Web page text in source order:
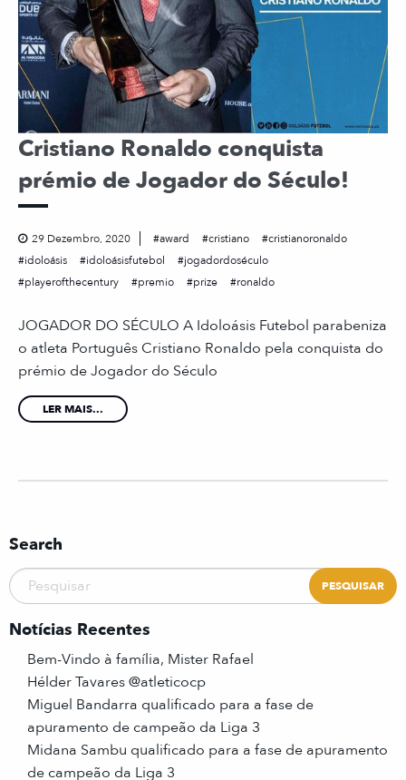
Cristiano Ronaldo conquista
prémio de Jogador do Século!
29 Dezembro, 2020 award cristiano
cristianoronaldo
idoloásis
idoloásisfutebol
jogadordoséculo
playerofthecentury
premio prize ronaldo
JOGADOR DO SÉCULO A Idoloásis Futebol parabeniza
o atleta Português Cristiano Ronaldo pela conquista do
prémio de Jogador do Século
LER MAIS...
Search
Notícias Recentes
Bem-Vindo à família, Mister Rafael
Hélder Tavares @atleticocp
Miguel Bandarra qualificado para a fase de
apuramento de campeão da Liga 3
Midana Sambu qualificado para a fase de apuramento
de campeão da Liga 3